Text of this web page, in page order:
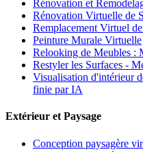
Rénovation et
Rénovation Virtuelle de
Remplacement Virtuel
Peinture Murale Virtuelle
Relooking de Meubles :
Restyler les Surfaces -
Visualisation d'intérieur
finie par IA
Extérieur et Paysage
Conception paysagère